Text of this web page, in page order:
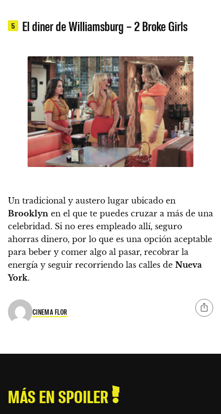
5 El diner de Williamsburg – 2 Broke Girls
Un tradicional y austero lugar ubicado en
Brooklyn en el que te puedes cruzar a más de una
celebridad. Si no eres empleado allí, seguro
ahorras dinero, por lo que es una opción aceptable
para beber y comer algo al pasar, recobrar la
energía y seguir recorriendo las calles de Nueva
York.
CINEMA FLOR
MÁS EN SPOILER